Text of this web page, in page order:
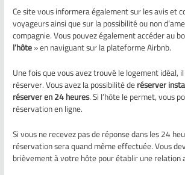
Ce site vous informera également sur les avis et
voyageurs ainsi que sur la possibilité ou non
compagnie. Vous pouvez également accéder au
l’hôte» en naviguant sur la plateforme Airbnb.
Une fois que vous avez trouvé le logement idéal,
réserver. Vous avez la possibilité deréserver
réserver en 24 heures. Si l’hôte le permet, vous
réservation en ligne.
Si vous ne recevez pas de réponse dans les 24
réservation sera quand même effectuée. Vous
brièvement à votre hôte pour établir une relation